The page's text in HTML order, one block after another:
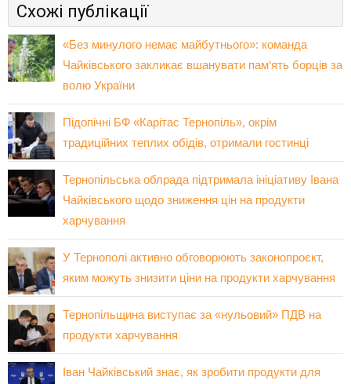
Схожі публікації
«Без минулого немає майбутнього»: команда
Чайківського закликає вшанувати пам‘ять борців за
волю України
Підопічні БФ «Карітас Тернопіль», окрім
традиційних теплих обідів, отримали гостинці
Тернопільська облрада підтримала ініціативу Івана
Чайківського щодо зниження цін на продукти
харчування
У Тернополі активно обговорюють законопроєкт,
яким можуть знизити ціни на продукти харчування
Тернопільщина виступає за «нульовий» ПДВ на
продукти харчування
Іван Чайківський знає, як зробити продукти для